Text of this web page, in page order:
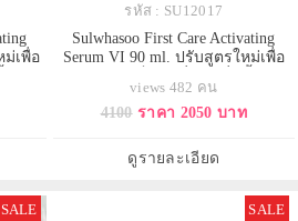
ม่เพื่อ
และ
จาก
ผิวให้
รหัส : SU12017
Sulwhasoo First Care Activating
Serum VI 90 ml. ปรับสูตรใหม่เพื่อ
แรกในการปรนนิบัติผิวฟื้นบำรุงและ
ลดเลือนริ้วรอย ผสานสารสกัดจาก
เซลล์ผิวใหม่เสริมเกราะป้องกันผิวให้
ดีขึ้นกว่าสูตรเด
views 482 คน
4100 ราคา 2050 บาท
ดูรายละเอียด
SALE
SALE